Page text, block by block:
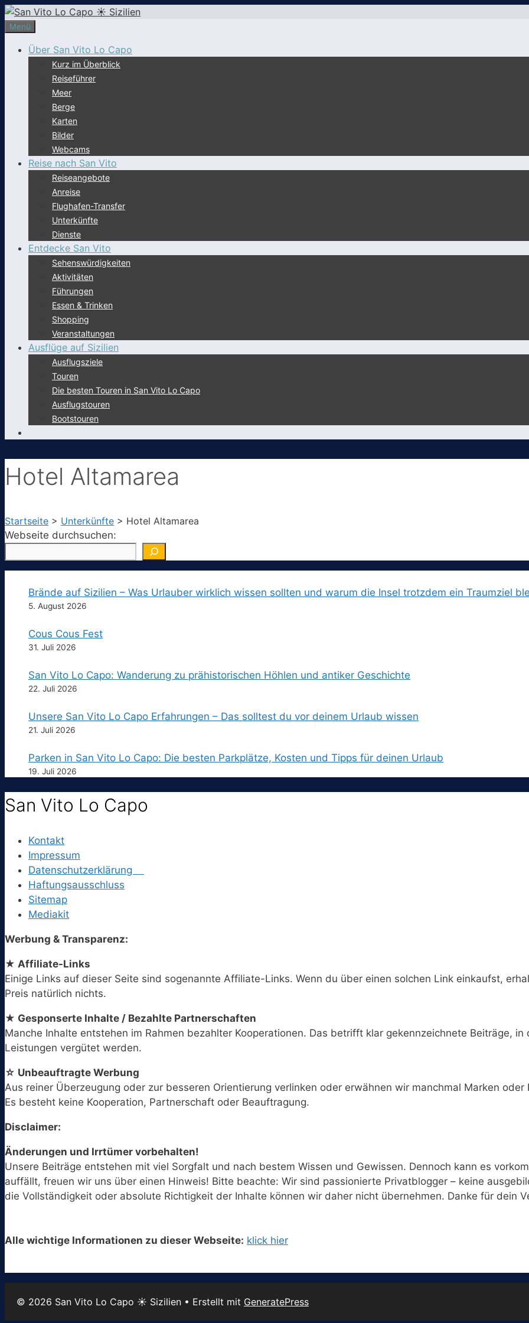
Zum
Inhalt
Menü
Über San Vito Lo Capo
Kurz im Überblick
Reiseführer
Meer
Berge
Karten
Bilder
Webcams
Reise nach San Vito
Reiseangebote
Anreise
Flughafen-Transfer
Unterkünfte
Dienste
Entdecke San Vito
Sehenswürdigkeiten
Aktivitäten
Führungen
Essen & Trinken
Shopping
Veranstaltungen
Ausflüge auf Sizilien
Ausflugsziele
Touren
Die besten Touren in San Vito Lo Capo
Ausflugstouren
Bootstouren
Hotel Altamarea
Startseite > Unterkünfte > Hotel Altamarea
Webseite durchsuchen:
Brände auf Sizilien – Was Urlauber wirklich wissen sollten und warum die Insel trotzdem ein Traumziel
5. August 2026
Cous Cous Fest
31. Juli 2026
San Vito Lo Capo: Wanderung zu prähistorischen Höhlen und antiker Geschichte
22. Juli 2026
Unsere San Vito Lo Capo Erfahrungen – Das solltest du vor deinem Urlaub wissen
21. Juli 2026
Parken in San Vito Lo Capo: Die besten Parkplätze, Kosten und Tipps für deinen Urlaub
19. Juli 2026
San Vito Lo Capo
Kontakt
Impressum
Datenschutzerklärung
Haftungsausschluss
Sitemap
Mediakit
Werbung & Transparenz:
★ Affiliate-Links
Einige Links auf dieser Seite sind sogenannte Affiliate-Links. Wenn du über einen solchen Link einkaufst,
Preis natürlich nichts.
★ Gesponserte Inhalte / Bezahlte Partnerschaften
Manche Inhalte entstehen im Rahmen bezahlter Kooperationen. Das betrifft klar gekennzeichnete Beiträge,
Leistungen vergütet werden.
☆ Unbeauftragte Werbung
Aus reiner Überzeugung oder zur besseren Orientierung verlinken oder erwähnen wir manchmal Marken
Es besteht keine Kooperation, Partnerschaft oder Beauftragung.
Disclaimer:
Änderungen und Irrtümer vorbehalten!
Unsere Beiträge entstehen mit viel Sorgfalt und nach bestem Wissen und Gewissen. Dennoch kann es
auffällt, freuen wir uns über einen Hinweis! Bitte beachte: Wir sind passionierte Privatblogger – keine
die Vollständigkeit oder absolute Richtigkeit der Inhalte können wir daher nicht übernehmen. Danke für dein
Alle wichtige Informationen zu dieser Webseite: klick hier
© 2026 San Vito Lo Capo ☀️ Sizilien • Erstellt mit GeneratePress